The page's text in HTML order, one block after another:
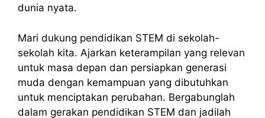
dunia nyata.
Mari dukung pendidikan STEM di sekolah-
sekolah kita. Ajarkan keterampilan yang relevan
untuk masa depan dan persiapkan generasi
muda dengan kemampuan yang dibutuhkan
untuk menciptakan perubahan. Bergabunglah
dalam gerakan pendidikan STEM dan jadilah